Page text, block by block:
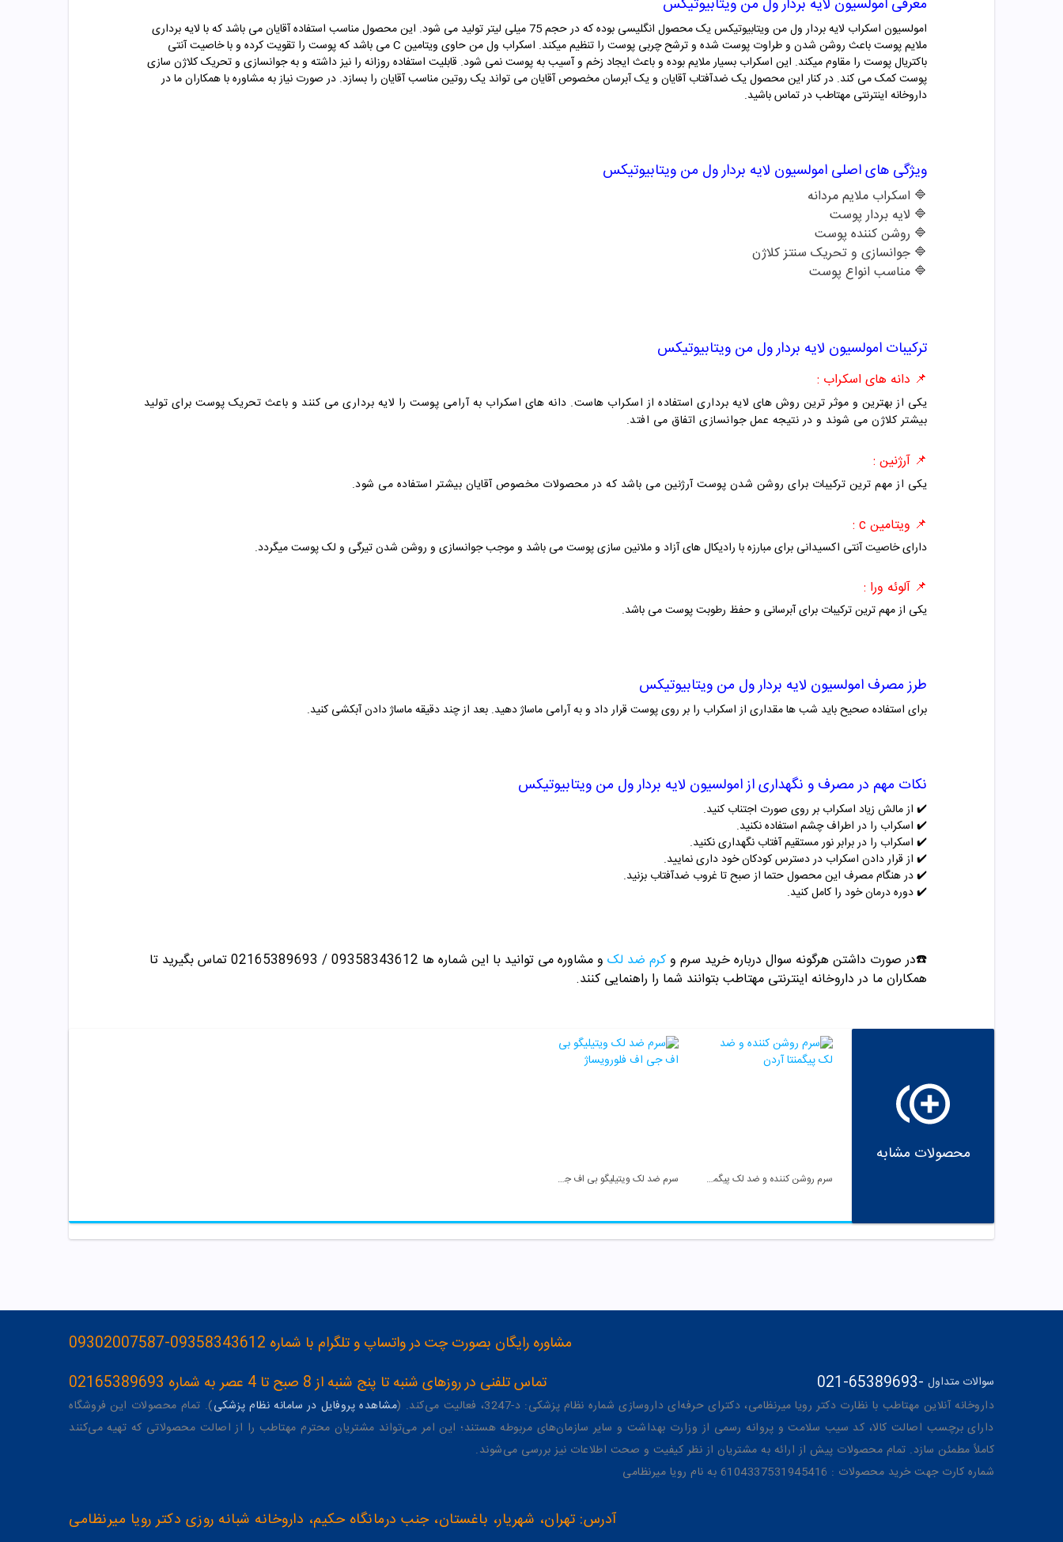
معرفی امولسیون لایه بردار ول من ویتابیوتیکس
امولسیون اسکراب لایه بردار ول من ویتابیوتیکس یک محصول انگلیسی بوده که در حجم 75 میلی لیتر تولید می شود. این محصول مناسب استفاده آقایان می باشد که با لایه برداری
ملایم پوست باعث روشن شدن و طراوت پوست شده و ترشح چربی پوست را تنظیم میکند. اسکراب ول من حاوی ویتامین C می باشد که پوست را تقویت کرده و با خاصیت آنتی
باکتریال پوست را مقاوم میکند. این اسکراب بسیار ملایم بوده و باعث ایجاد زخم و آسیب به پوست نمی شود. قابلیت استفاده روزانه را نیز داشته و به جوانسازی و تحریک کلاژن سازی
پوست کمک می کند. در کنار این محصول یک ضدآفتاب آقایان و یک آبرسان مخصوص آقایان می تواند یک روتین مناسب آقایان را بسازد. در صورت نیاز به مشاوره با همکاران ما در
داروخانه اینترنتی مهتاطب در تماس باشید.
ویژگی های اصلی امولسیون لایه بردار ول من ویتابیوتیکس
🔷 اسکراب ملایم مردانه
🔷 لایه بردار پوست
🔷 روشن کننده پوست
🔷 جوانسازی و تحریک سنتز کلاژن
🔷 مناسب انواع پوست
ترکیبات امولسیون لایه بردار ول من ویتابیوتیکس
📌 دانه های اسکراب :
یکی از بهترین و موثر ترین روش های لایه برداری استفاده از اسکراب هاست. دانه های اسکراب به آرامی پوست را لایه برداری می کنند و باعث تحریک پوست برای تولید
بیشتر کلاژن می شوند و در نتیجه عمل جوانسازی اتفاق می افتد.
📌 آرژنین :
یکی از مهم ترین ترکیبات برای روشن شدن پوست آرژنین می باشد که در محصولات مخصوص آقایان بیشتر استفاده می شود.
📌 ویتامین c :
دارای خاصیت آنتی اکسیدانی برای مبارزه با رادیکال های آزاد و ملانین سازی پوست می باشد و موجب جوانسازی و روشن شدن تیرگی و لک پوست میگردد.
📌 آلوئه ورا :
یکی از مهم ترین ترکیبات برای آبرسانی و حفظ رطوبت پوست می باشد.
طرز مصرف امولسیون لایه بردار ول من ویتابیوتیکس
برای استفاده صحیح باید شب ها مقداری از اسکراب را بر روی پوست قرار داد و به آرامی ماساژ دهید. بعد از چند دقیقه ماساژ دادن آبکشی کنید.
نکات مهم در مصرف و نگهداری ازامولسیون لایه بردار ول من ویتابیوتیکس
✔️ از مالش زیاد اسکراب بر روی صورت اجتناب کنید.
✔️ اسکراب را در اطراف چشم استفاده نکنید.
✔️ اسکراب را در برابر نور مستقیم آفتاب نگهداری نکنید.
✔️ از قرار دادن اسکراب در دسترس کودکان خود داری نمایید.
✔️در هنگام مصرف این محصول حتما از صبح تا غروب ضدآفتاب بزنید.
✔️دوره درمان خود را کامل کنید.
☎️در صورت داشتن هرگونه سوال درباره خرید سرم وکرم ضد لک و مشاوره می توانید با این شماره ها 09358343612 / 02165389693
تماس بگیرید تا
همکاران ما در داروخانه اینترنتی مهتاطب بتوانند شما را راهنمایی کنند.
محصولات مشابه
سرم روشن کننده و ضد لک پیگمنتا آردن سرم ضد لک ویتیلیگو بی اف جی اف فلورویساژ
مشاوره رایگان بصورت چت در واتساپ و تلگرام با شماره 09358343612-09302007587
تماس تلفنی در روزهای شنبه تا پنج شنبه از 8 صبح تا 4 عصر به شماره 02165389693
021-65389693 سوالات متداول -
داروخانه آنلاین مهتاطب با نظارت دکتر رویا میرنظامی، دکترای حرفه‌ای داروسازی شماره نظام پزشکی: د-3247، فعالیت می‌کند. ( مشاهده پروفایل در سامانه نظام پزشکی). تمام محصولات این فروشگاه
دارای برچسب اصالت کالا، کد سیب سلامت و پروانه رسمی از وزارت بهداشت و سایر سازمان‌های مربوطه هستند؛ این امر می‌تواند مشتریان محترم مهتاطب را از اصالت محصولاتی که تهیه می‌کنند
کاملاً مطمئن سازد. تمام محصولات پیش از ارائه به مشتریان از نظر کیفیت و صحت اطلاعات نیز بررسی می‌شوند.
شماره کارت جهت خرید محصولات : 6104337531945416 به نام رویا میرنظامی
آدرس: تهران، شهریار، باغستان، جنب درمانگاه حکیم، داروخانه شبانه روزی دکتر رویا میرنظامی